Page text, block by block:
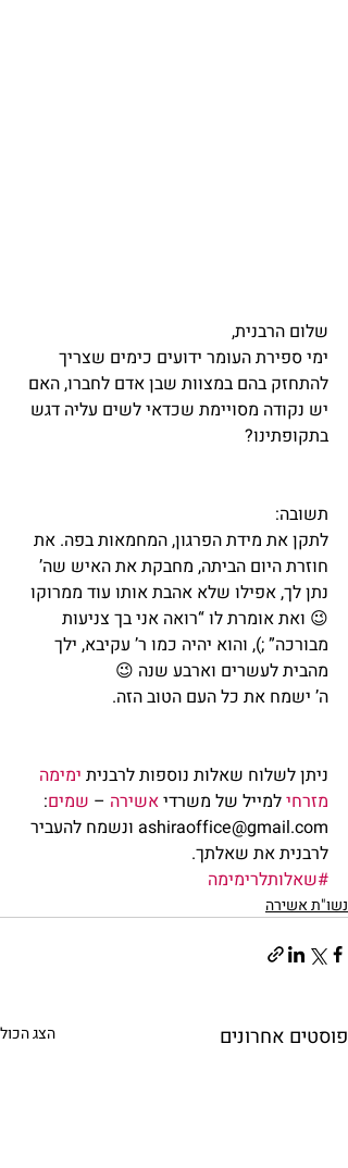
שלום הרבנית,
ימי ספירת העומר ידועים כימים שצריך
להתחזק בהם במצוות שבן אדם לחברו, האם
יש נקודה מסויימת שכדאי לשים עליה דגש
בתקופתינו?
תשובה:
לתקן את מידת הפרגון, המחמאות בפה. את
חוזרת היום הביתה, מחבקת את האיש שה’
נתן לך, אפילו שלא אהבת אותו עוד ממרוקו
😉 ואת אומרת לו “רואה אני בך צניעות
מבורכה” ;), והוא יהיה כמו ר’ עקיבא, ילך
מהבית לעשרים וארבע שנה 😉
ה’ ישמח את כל העם הטוב הזה.
ניתן לשלוח שאלות נוספות לרבנית ימימה
מזרחי למייל של משרדי אשירה – שמים:
ashiraoffice@gmail.com ונשמח להעביר
לרבנית את שאלתך.
#שאלותלרימימה
נשו"ת אשירה
פוסטים אחרונים הצג הכול